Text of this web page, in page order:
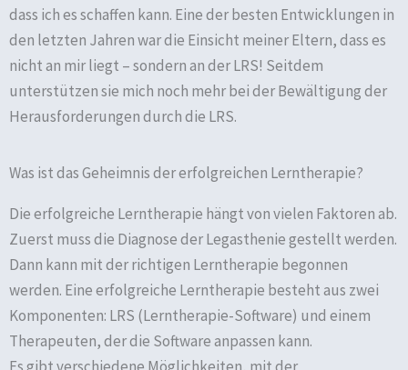
dass ich es schaffen kann. Eine der besten Entwicklungen in
den letzten Jahren war die Einsicht meiner Eltern, dass es
nicht an mir liegt – sondern an der LRS! Seitdem
unterstützen sie mich noch mehr bei der Bewältigung der
Herausforderungen durch die LRS.
Was ist das Geheimnis der erfolgreichen Lerntherapie?
Die erfolgreiche Lerntherapie hängt von vielen Faktoren ab.
Zuerst muss die Diagnose der Legasthenie gestellt werden.
Dann kann mit der richtigen Lerntherapie begonnen
werden. Eine erfolgreiche Lerntherapie besteht aus zwei
Komponenten: LRS (Lerntherapie-Software) und einem
Therapeuten, der die Software anpassen kann.